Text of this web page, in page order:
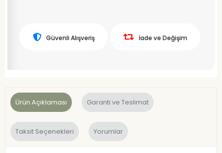
Güvenli Alışveriş İade ve Değişim
Ürün Açıklaması Garanti ve Teslimat
Taksit Seçenekleri Yorumlar